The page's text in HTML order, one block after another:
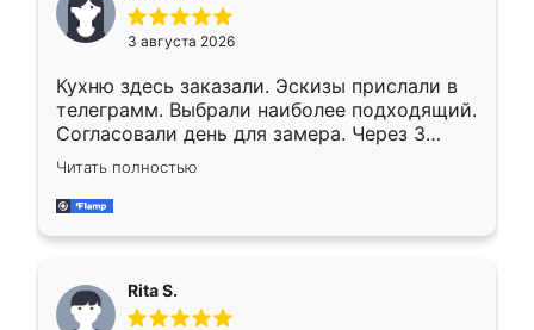
3 августа 2026
Кухню здесь заказали. Эскизы прислали в
телеграмм. Выбрали наиболее подходящий.
Согласовали день для замера. Через 3
недели кухня была уже готова. Остались
довольны работой. Спасибо Ренессанс
мебель за качественную работу!
Читать полностью
Rita S.